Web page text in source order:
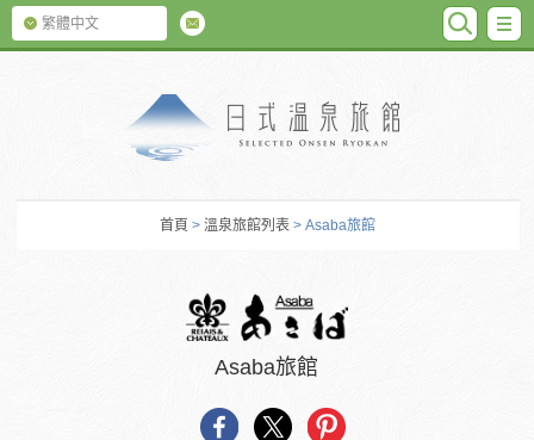
繁體中文
首頁 >溫泉旅館列表 > Asaba旅館
Asaba旅館